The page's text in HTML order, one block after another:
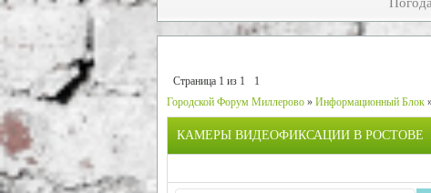
Страница 1 из 1
1
Городской Форум Миллерово » Информационный Блок
КАМЕРЫ ВИДЕОФИКСАЦИИ В РОСТОВЕ